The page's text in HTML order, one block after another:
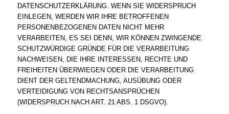
DATENSCHUTZERKLÄRUNG. WENN SIE WIDERSPRUCH
EINLEGEN, WERDEN WIR IHRE BETROFFENEN
PERSONENBEZOGENEN DATEN NICHT MEHR
VERARBEITEN, ES SEI DENN, WIR KÖNNEN ZWINGENDE
SCHUTZWÜRDIGE GRÜNDE FÜR DIE VERARBEITUNG
NACHWEISEN, DIE IHRE INTERESSEN, RECHTE UND
FREIHEITEN ÜBERWIEGEN ODER DIE VERARBEITUNG
DIENT DER GELTENDMACHUNG, AUSÜBUNG ODER
VERTEIDIGUNG VON RECHTSANSPRÜCHEN
(WIDERSPRUCH NACH ART. 21 ABS. 1 DSGVO).